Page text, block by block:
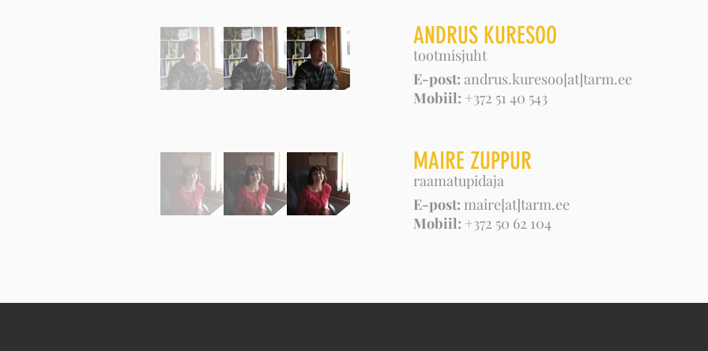
tootmisjuht
ANDRUS KURESOO
E-post: andrus.kuresoo[at]tarm.ee
Mobiil: +372 51 40 543
raamatupidaja
MAIRE ZUPPUR
E-post: maire[at]tarm.ee
Mobiil: +372 50 62 104